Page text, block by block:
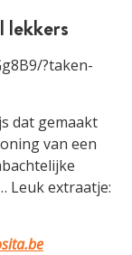
lekkers
?taken-
dat gemaakt
van een
Leuk extraatje: